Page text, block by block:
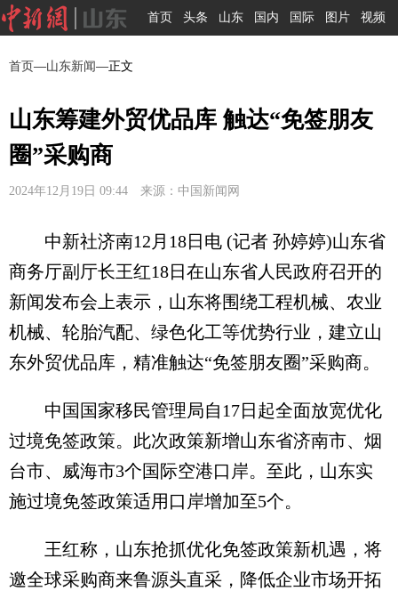
首页 头条 山东 国内 国际 图片 视频
首页—山东新闻—正文
山东筹建外贸优品库 触达“免签朋友
圈”采购商
2024年12月19日 09:44 来源：中国新闻网
中新社济南12月18日电 (记者 孙婷婷)山东省
商务厅副厅长王红18日在山东省人民政府召开的
新闻发布会上表示，山东将围绕工程机械、农业
机械、轮胎汽配、绿色化工等优势行业，建立山
东外贸优品库，精准触达“免签朋友圈”采购商。
中国国家移民管理局自17日起全面放宽优化
过境免签政策。此次政策新增山东省济南市、烟
台市、威海市3个国际空港口岸。至此，山东实
施过境免签政策适用口岸增加至5个。
王红称，山东抢抓优化免签政策新机遇，将
邀全球采购商来鲁源头直采，降低企业市场开拓